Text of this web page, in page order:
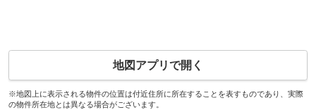
地図アプリで開く
※地図上に表示される物件の位置は付近住所に所在することを表すものであり、実際
の物件所在地とは異なる場合がございます。